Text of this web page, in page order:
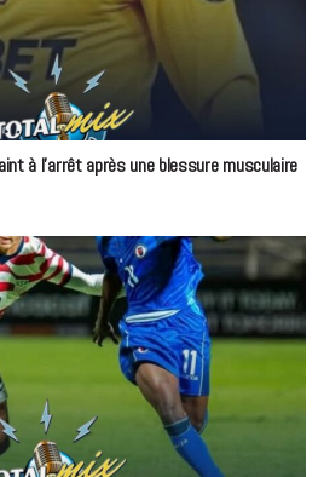
à l’arrêt après une blessure musculaire